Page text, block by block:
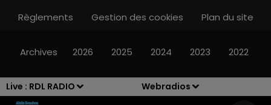
Live : RDL RADIO
Webradios
12h00 - 13h00
Règlements
Gestion des cookies Plan du site
Archives 2026 2025 2024 2023 2022